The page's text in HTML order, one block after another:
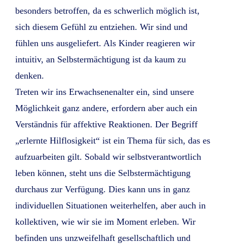
besonders betroffen, da es schwerlich möglich ist,
sich diesem Gefühl zu entziehen. Wir sind und
fühlen uns ausgeliefert. Als Kinder reagieren wir
intuitiv, an Selbstermächtigung ist da kaum zu
denken.
Treten wir ins Erwachsenenalter ein, sind unsere
Möglichkeit ganz andere, erfordern aber auch ein
Verständnis für affektive Reaktionen. Der Begriff
„erlernte Hilflosigkeit“ ist ein Thema für sich, das es
aufzuarbeiten gilt. Sobald wir selbstverantwortlich
leben können, steht uns die Selbstermächtigung
durchaus zur Verfügung. Dies kann uns in ganz
individuellen Situationen weiterhelfen, aber auch in
kollektiven, wie wir sie im Moment erleben. Wir
befinden uns unzweifelhaft gesellschaftlich und